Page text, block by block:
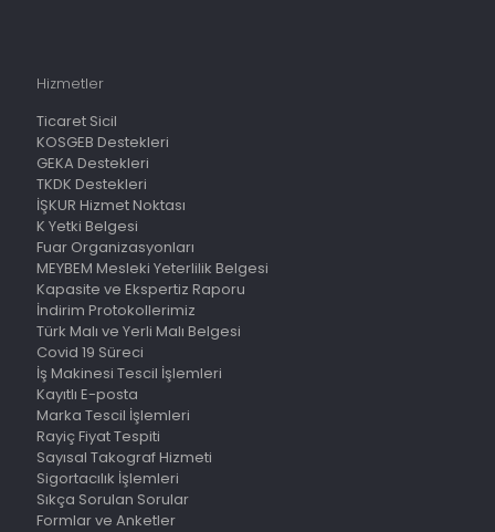
Hizmetler
Ticaret Sicil
KOSGEB Destekleri
GEKA Destekleri
TKDK Destekleri
İŞKUR Hizmet Noktası
K Yetki Belgesi
Fuar Organizasyonları
MEYBEM Mesleki Yeterlilik Belgesi
Kapasite ve Ekspertiz Raporu
İndirim Protokollerimiz
Türk Malı ve Yerli Malı Belgesi
Covid 19 Süreci
İş Makinesi Tescil İşlemleri
Kayıtlı E-posta
Marka Tescil İşlemleri
Rayiç Fiyat Tespiti
Sayısal Takograf Hizmeti
Sigortacılık İşlemleri
Sıkça Sorulan Sorular
Formlar ve Anketler